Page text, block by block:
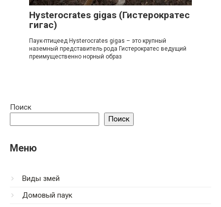
Hysterocrates gigas (Гистерократес
гигас)
Паук-птицеед Hysterocrates gigas – это крупный
наземный представитель рода Гистерократес ведущий
преимущественно норный образ
Поиск
Поиск
Меню
Виды змей
Домовый паук